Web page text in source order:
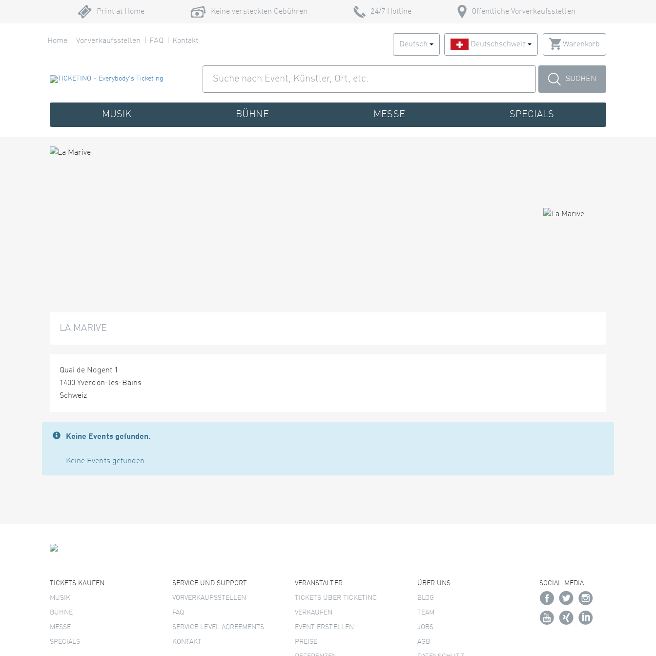
Print at Home Keine versteckten Gebühren 24/7 Hotline Öffentliche Vorverkaufsstellen
Home Vorverkaufsstellen FAQ Kontakt Deutsch Deutschschweiz Warenkorb
SUCHEN
MUSIK BÜHNE MESSE SPECIALS
LA MARIVE
Quai de Nogent 1
1400 Yverdon-les-Bains
Schweiz
Keine Events gefunden.
Keine Events gefunden.
TICKETS KAUFEN
MUSIK
BÜHNE
MESSE
SPECIALS
SERVICE UND SUPPORT
VORVERKAUFSSTELLEN
FAQ
SERVICE LEVEL AGREEMENTS
KONTAKT
VERANSTALTER
TICKETS ÜBER TICKETINO
VERKAUFEN
EVENT ERSTELLEN
PREISE
ÜBER UNS
BLOG
TEAM
JOBS
AGB
SOCIAL MEDIA